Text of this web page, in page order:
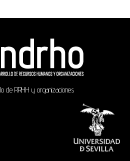
de RRHH y organizaciones